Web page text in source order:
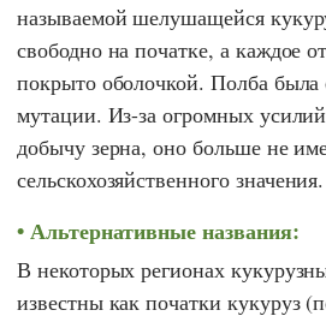
называемой шелушащейся
свободно на початке, а каждое
покрыто оболочкой. Полба была
мутации. Из-за огромных
добычу зерна, оно больше не
сельскохозяйственного значения.
Альтернативные названия:
В некоторых регионах
известны как початки кукуруз